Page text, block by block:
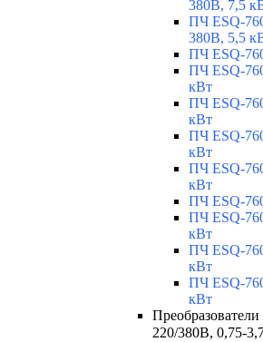
380В, 7,5
ПЧ ESQ-
380В, 5,5
ПЧ ESQ-
ПЧ ESQ-
кВт
ПЧ ESQ-
кВт
ПЧ ESQ-
кВт
ПЧ ESQ-
кВт
ПЧ ESQ-
ПЧ ESQ-
кВт
ПЧ ESQ-
кВт
ПЧ ESQ-
кВт
220/380В, 0,75-